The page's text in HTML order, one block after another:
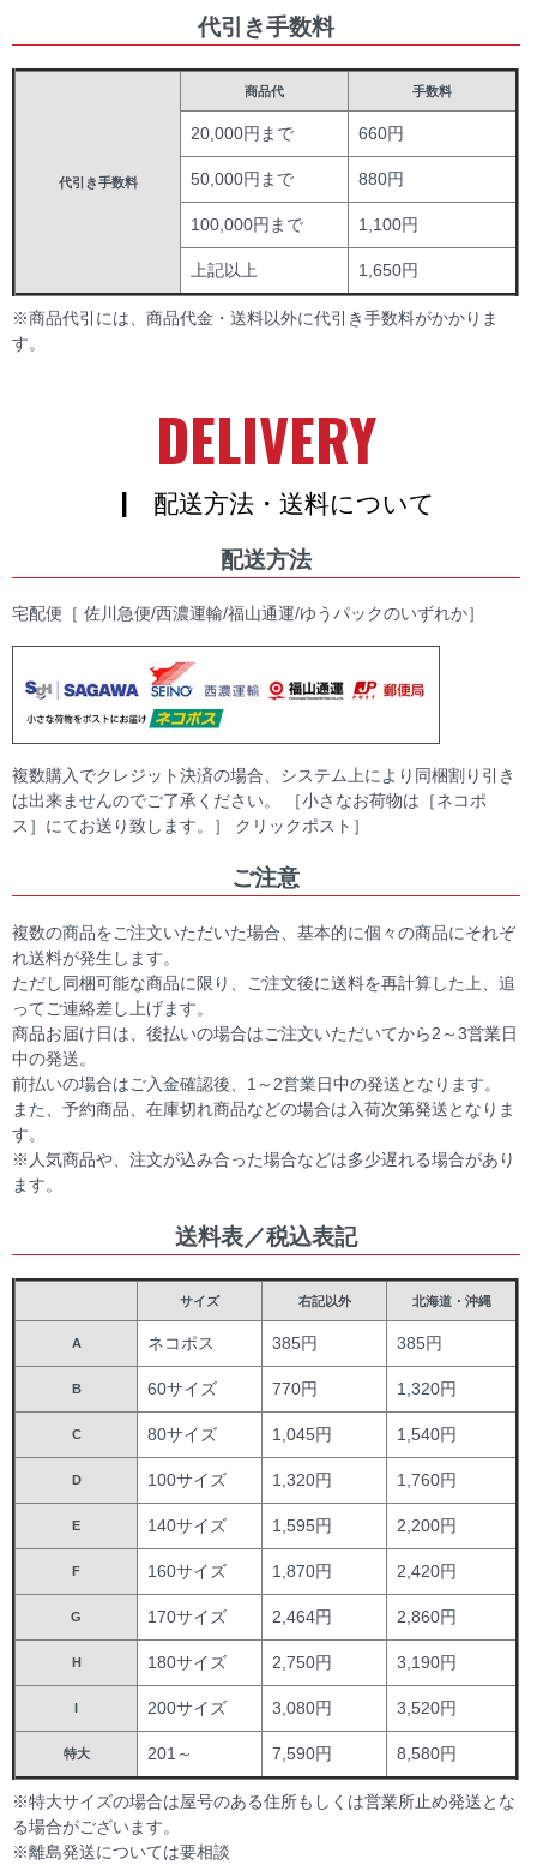
代引き手数料
代引き手数料
商品代 手数料
20,000円まで 660円
50,000円まで 880円
100,000円まで 1,100円
上記以上 1,650円
※商品代引には、商品代金・送料以外に代引き手数料がかかりま
す。
DELIVERY
| 配送方法・送料について
配送方法
宅配便［ 佐川急便/西濃運輸/福山通運/ゆうパックのいずれか］
複数購入でクレジット決済の場合、システム上により同梱割り引き
は出来ませんのでご了承ください。 ［小さなお荷物は［ネコポ
ス］にてお送り致します。］ クリックポスト］
ご注意
複数の商品をご注文いただいた場合、基本的に個々の商品にそれぞ
れ送料が発生します。
ただし同梱可能な商品に限り、ご注文後に送料を再計算した上、追
ってご連絡差し上げます。
商品お届け日は、後払いの場合はご注文いただいてから2～3営業日
中の発送。
前払いの場合はご入金確認後、1～2営業日中の発送となります。
また、予約商品、在庫切れ商品などの場合は入荷次第発送となりま
す。
※人気商品や、注文が込み合った場合などは多少遅れる場合があり
ます。
送料表／税込表記
サイズ 右記以外 北海道・沖縄
A ネコポス 385円 385円
B 60サイズ 770円 1,320円
C 80サイズ 1,045円 1,540円
D 100サイズ 1,320円 1,760円
E 140サイズ 1,595円 2,200円
F 160サイズ 1,870円 2,420円
G 170サイズ 2,464円 2,860円
H 180サイズ 2,750円 3,190円
I 200サイズ 3,080円 3,520円
特大 201～ 7,590円 8,580円
※特大サイズの場合は屋号のある住所もしくは営業所止め発送とな
る場合がございます。
※離島発送については要相談